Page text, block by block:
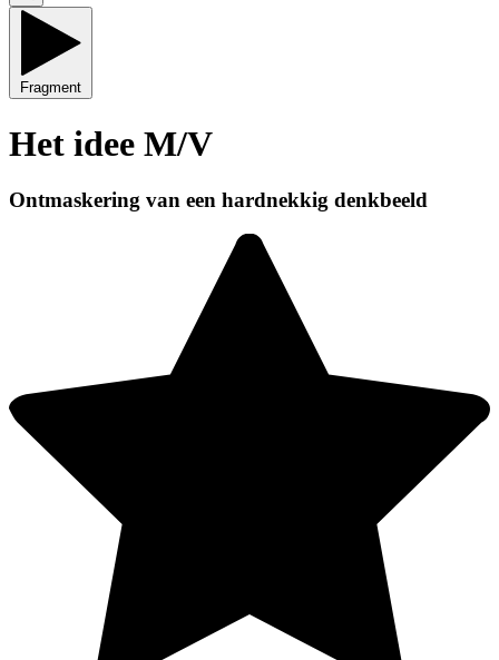
Fragment
Het idee M/V
Ontmaskering van een hardnekkig denkbeeld